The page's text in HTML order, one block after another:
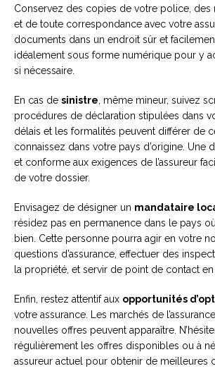
Conservez des copies de votre police, des
et de toute correspondance avec votre
documents dans un endroit sûr et
idéalement sous forme numérique pour y
si nécessaire.
En cas de sinistre, même mineur, suivez
procédures de déclaration stipulées dans
délais et les formalités peuvent différer de
connaissez dans votre pays d’origine. Une
et conforme aux exigences de l’assureur
de votre dossier.
Envisagez de désigner un mandataire
résidez pas en permanence dans le pays
bien. Cette personne pourra agir en votre
questions d’assurance, effectuer des
la propriété, et servir de point de contact en
Enfin, restez attentif aux opportunités
votre assurance. Les marchés de
nouvelles offres peuvent apparaître.
régulièrement les offres disponibles ou à
assureur actuel pour obtenir de meilleures